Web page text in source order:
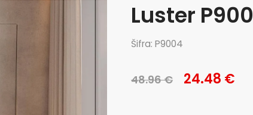
Luster
Šifra: P9004
48.96 € 24.48 €